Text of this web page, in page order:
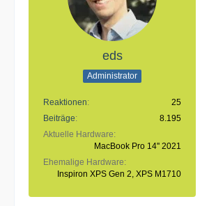
eds
Administrator
Reaktionen
25
Beiträge
8.195
Aktuelle Hardware
MacBook Pro 14'' 2021
Ehemalige Hardware
Inspiron XPS Gen 2, XPS M1710